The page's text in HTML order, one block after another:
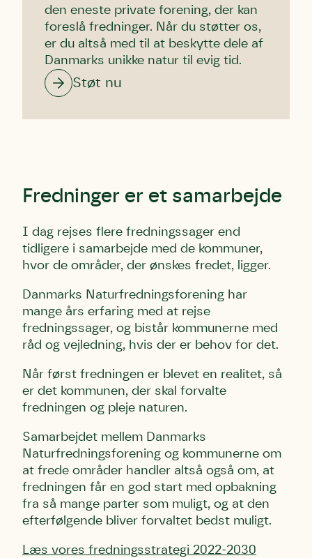
den eneste private forening, der kan
foreslå fredninger. Når du støtter os,
er du altså med til at beskytte dele af
Danmarks unikke natur til evig tid.
Støt nu
Fredninger er et samarbejde
I dag rejses flere fredningssager end
tidligere i samarbejde med de kommuner,
hvor de områder, der ønskes fredet, ligger.
Danmarks Naturfredningsforening har
mange års erfaring med at rejse
fredningssager, og bistår kommunerne med
råd og vejledning, hvis der er behov for det.
Når først fredningen er blevet en realitet, så
er det kommunen, der skal forvalte
fredningen og pleje naturen.
Samarbejdet mellem Danmarks
Naturfredningsforening og kommunerne om
at frede områder handler altså også om, at
fredningen får en god start med opbakning
fra så mange parter som muligt, og at den
efterfølgende bliver forvaltet bedst muligt.
Læs vores fredningsstrategi 2022-2030